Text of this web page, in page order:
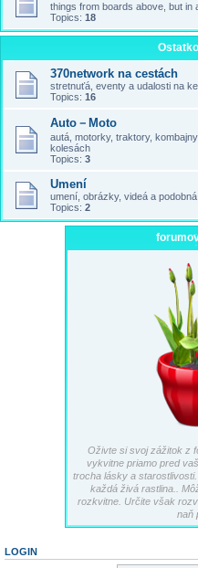
things from boards above, but in
Topics: 18
370network na cestách
stretnuťá, eventy a udalosti na
Topics: 16
Auto－Moto
autá, motorky, traktory,
kolesách
Topics: 3
Umení
umení, obrázky, videá a
Topics: 2
Oživte si svoj zážitok z
vykvitne priamo pred
trocha lásky a
každá živá rastlina..
rozkvitne. Určite však
naň
LOGIN